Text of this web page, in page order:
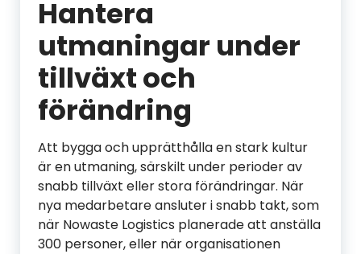
Hantera
utmaningar under
tillväxt och
förändring
Att bygga och upprätthålla en stark kultur
är en utmaning, särskilt under perioder av
snabb tillväxt eller stora förändringar. När
nya medarbetare ansluter i snabb takt, som
när Nowaste Logistics planerade att anställa
300 personer, eller när organisationen